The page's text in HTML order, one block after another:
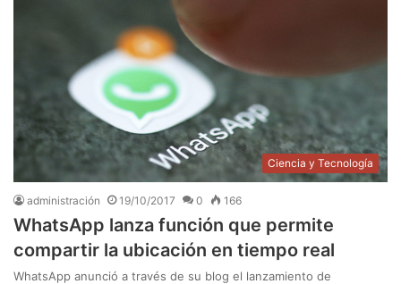
Ciencia y Tecnología
administración 19/10/2017 0 166
WhatsApp lanza función que permite
compartir la ubicación en tiempo real
WhatsApp anunció a través de su blog el lanzamiento de